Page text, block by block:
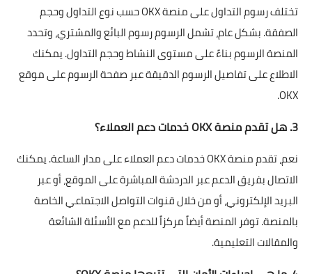
تختلف رسوم التداول على منصة OKX حسب نوع التداول وحجم
الصفقة. بشكل عام، تشمل الرسوم رسوم البائع والمشتري، وتحدد
المنصة الرسوم بناءً على مستوى النشاط وحجم التداول. يمكنك
الاطلاع على تفاصيل الرسوم الدقيقة عبر صفحة الرسوم على موقع
OKX.
3. هل تقدم منصة OKX خدمات دعم العملاء؟
نعم، تقدم منصة OKX خدمات دعم العملاء على مدار الساعة. يمكنك
الاتصال بفريق الدعم عبر الدردشة المباشرة على الموقع، أو عبر
البريد الإلكتروني، أو من خلال قنوات التواصل الاجتماعي الخاصة
بالمنصة. توفر المنصة أيضاً مركزاً للدعم مع الأسئلة الشائعة
والمقالات التعليمية.